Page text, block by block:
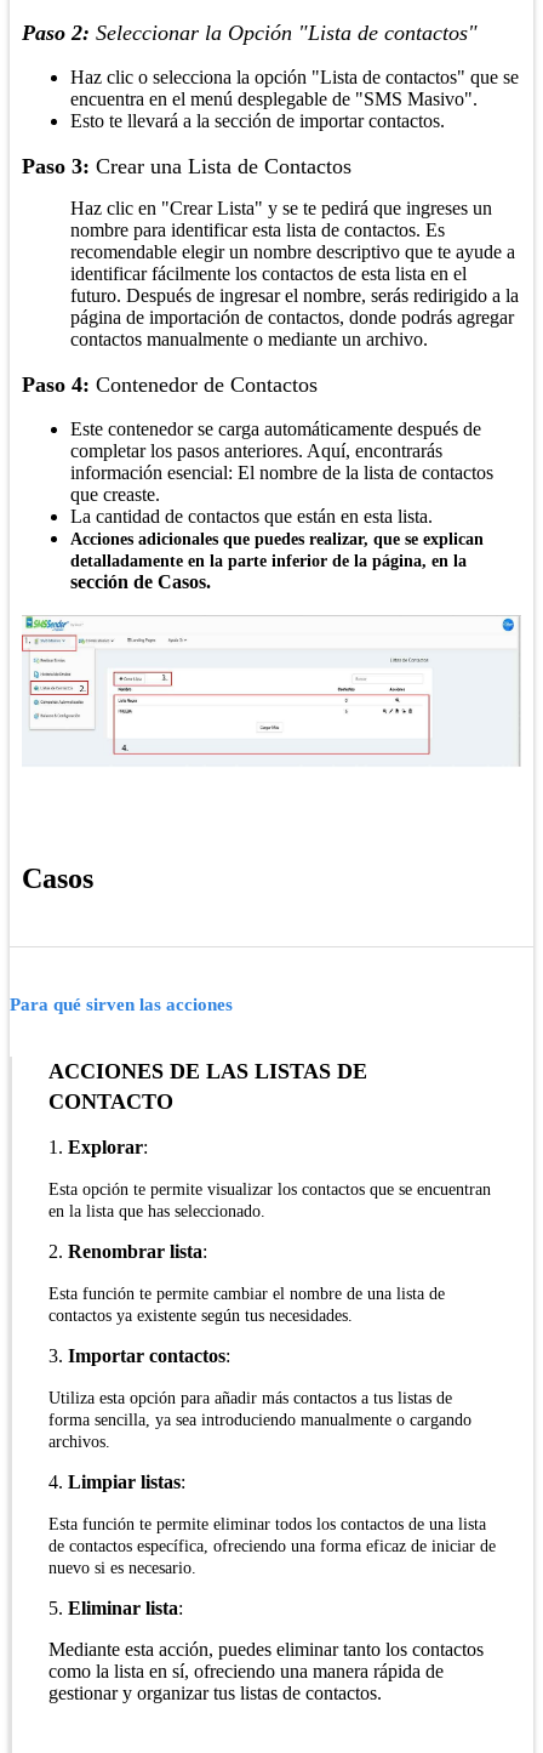
Paso 2: Seleccionar la Opción "Lista de contactos"
Haz clic o selecciona la opción "Lista de contactos" que se
encuentra en el menú desplegable de "SMS Masivo".
Esto te llevará a la sección de importar contactos.
Paso 3: Crear una Lista de Contactos
Haz clic en "Crear Lista" y se te pedirá que ingreses un
nombre para identificar esta lista de contactos. Es
recomendable elegir un nombre descriptivo que te ayude a
identificar fácilmente los contactos de esta lista en el
futuro. Después de ingresar el nombre, serás redirigido a la
página de importación de contactos, donde podrás agregar
contactos manualmente o mediante un archivo.
Paso 4: Contenedor de Contactos
Este contenedor se carga automáticamente después de
completar los pasos anteriores. Aquí, encontrarás
información esencial: El nombre de la lista de contactos
que creaste.
La cantidad de contactos que están en esta lista.
Acciones adicionales que puedes realizar, que se explican
detalladamente en la parte inferior de la página, en la
sección de Casos.
Casos
Para qué sirven las acciones
ACCIONES DE LAS LISTAS DE
CONTACTO
1. Explorar:
Esta opción te permite visualizar los contactos que se encuentran
en la lista que has seleccionado.
2. Renombrar lista:
Esta función te permite cambiar el nombre de una lista de
contactos ya existente según tus necesidades.
3. Importar contactos:
Utiliza esta opción para añadir más contactos a tus listas de
forma sencilla, ya sea introduciendo manualmente o cargando
archivos.
4. Limpiar listas:
Esta función te permite eliminar todos los contactos de una lista
de contactos específica, ofreciendo una forma eficaz de iniciar de
nuevo si es necesario.
5. Eliminar lista:
Mediante esta acción, puedes eliminar tanto los contactos
como la lista en sí, ofreciendo una manera rápida de
gestionar y organizar tus listas de contactos.